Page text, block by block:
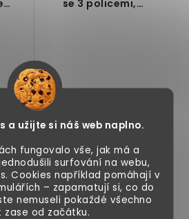
a užijte si náš web naplno.
fungovalo vše, jak má a
surfování na webu,
Cookies například pomáhají v
– zapamatují si, co do
nemuseli pokaždé všechno
zase od začátku.
se 3 policemi,
Momentálně
nedostupné
2 690 Kč